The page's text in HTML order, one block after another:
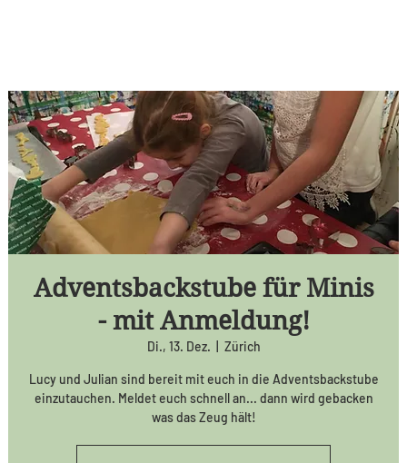
Adventsbackstube für Minis
- mit Anmeldung!
Di., 13. Dez. Zürich
Lucy und Julian sind bereit mit euch in die Adventsbackstube
einzutauchen. Meldet euch schnell an... dann wird gebacken
was das Zeug hält!